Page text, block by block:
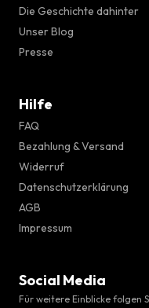
Die Geschichte dahinter
Unser Blog
Presse
Hilfe
FAQ
Bezahlung & Versand
Widerruf
Datenschutzerklärung
AGB
Impressum
Social Media
Für weitere Einblicke folgen